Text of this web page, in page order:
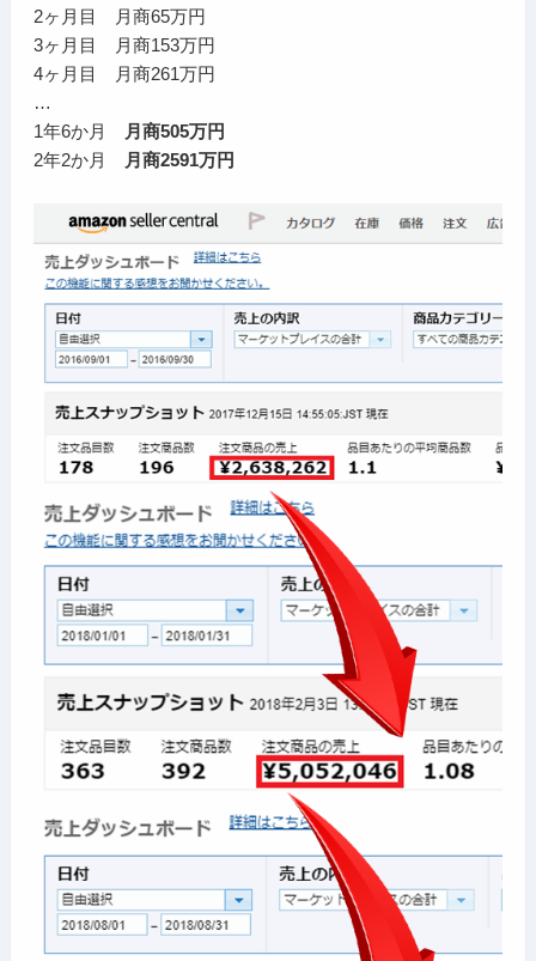
2ヶ月目 月商65万円
3ヶ月目 月商153万円
4ヶ月目 月商261万円
…
1年6か月
月商505万円
2年2か月
月商2591万円